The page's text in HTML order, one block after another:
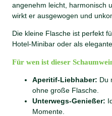
angenehm leicht, harmonisch
wirkt er ausgewogen und
Die kleine Flasche ist perfekt
Hotel-Minibar oder als
Für wen ist dieser
Aperitif-Liebhaber: Du
ohne große Flasche.
Unterwegs-Genießer:
Momente.